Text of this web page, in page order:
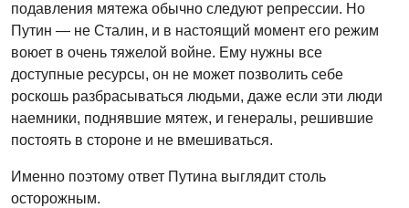
подавления мятежа обычно следуют репрессии. Но
Путин — не Сталин, и в настоящий момент его режим
воюет в очень тяжелой войне. Ему нужны все
доступные ресурсы, он не может позволить себе
роскошь разбрасываться людьми, даже если эти люди
наемники, поднявшие мятеж, и генералы, решившие
постоять в стороне и не вмешиваться.
Именно поэтому ответ Путина выглядит столь
осторожным.